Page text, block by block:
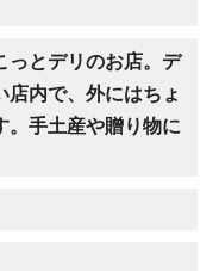
っとデリのお店。デ
店内で、外にはちょ
。手土産や贈り物に